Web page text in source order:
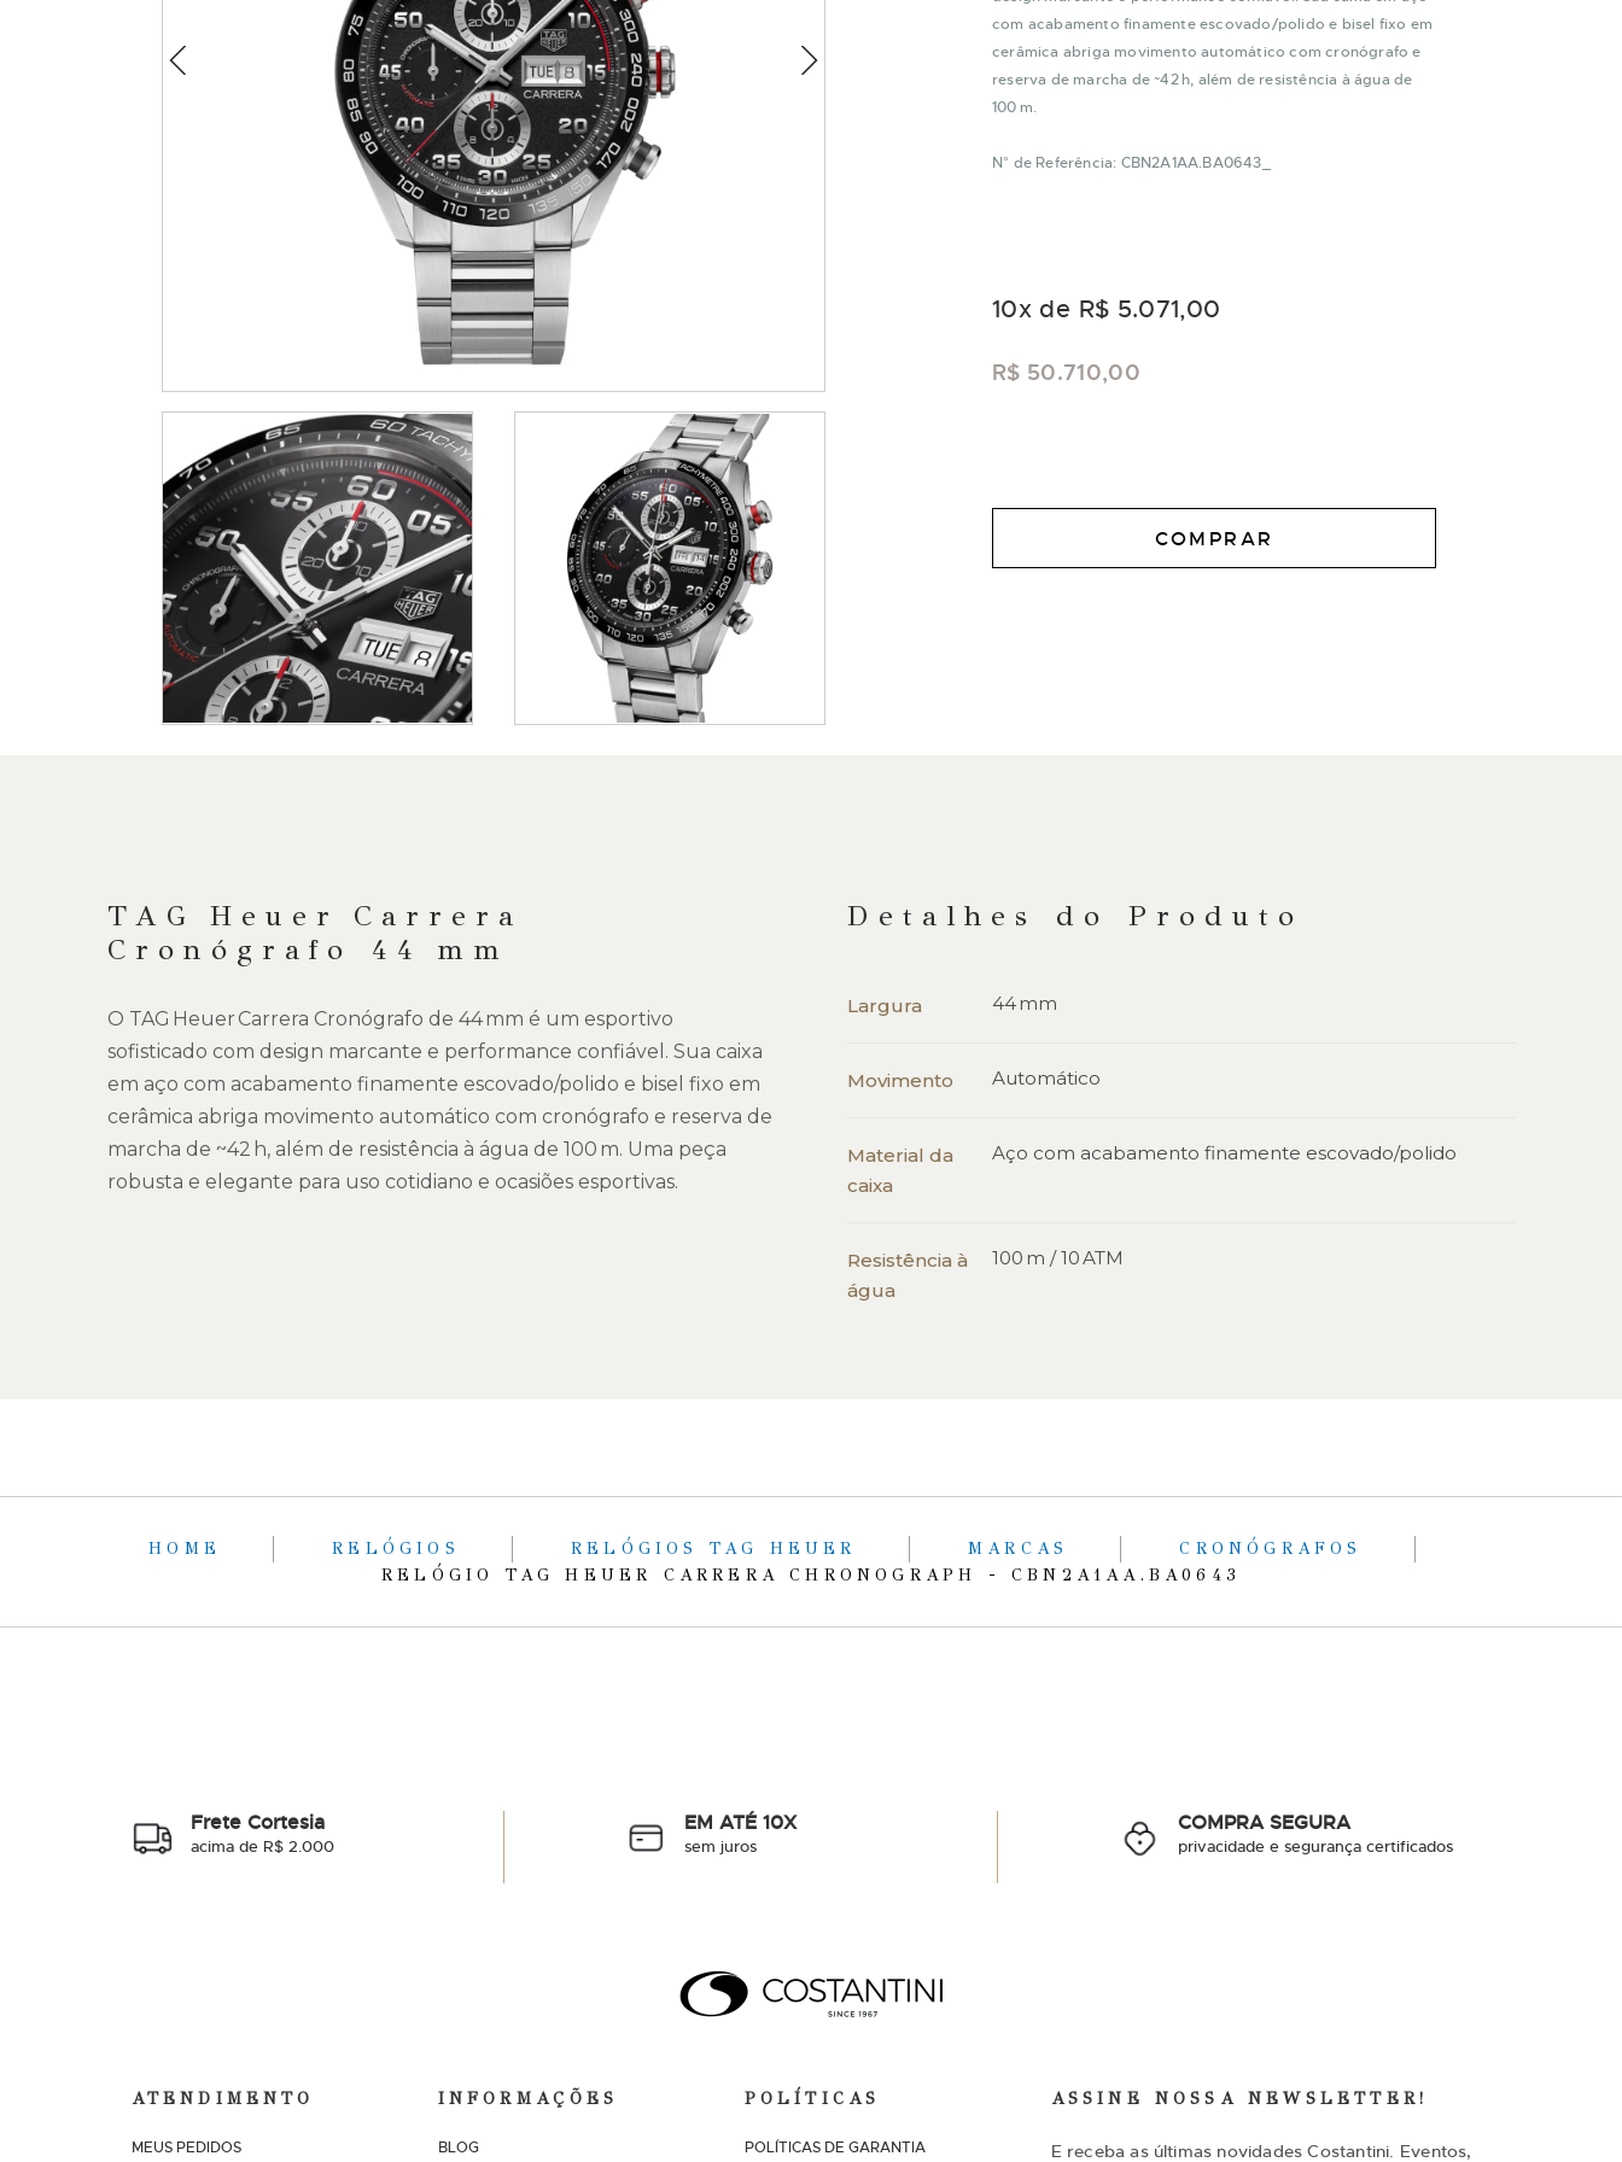
imagens
R$ 50.710,00
10x de R$ 5.071,00
com acabamento finamente escovado/polido e bisel fixo em
cerâmica abriga movimento automático com cronógrafo e
reserva de marcha de ~42 h, além de resistência à água de
100 m.
N° de Referência: CBN2A1AA.BA0643_
COMPRAR
TAG Heuer Carrera
Cronógrafo 44 mm
O TAG Heuer Carrera Cronógrafo de 44 mm é um esportivo
sofisticado com design marcante e performance confiável. Sua caixa
em aço com acabamento finamente escovado/polido e bisel fixo em
cerâmica abriga movimento automático com cronógrafo e reserva de
marcha de ~42 h, além de resistência à água de 100 m. Uma peça
robusta e elegante para uso cotidiano e ocasiões esportivas.
Detalhes do Produto
Largura 44 mm
Movimento Automático
Material da
caixa
Aço com acabamento finamente escovado/polido
Resistência à
água
100 m / 10 ATM
HOME RELÓGIOS RELÓGIOS TAG HEUER MARCAS
CRONÓGRAFOS
RELÓGIO TAG HEUER CARRERA CHRONOGRAPH - CBN2A1AA.BA0643
Frete Cortesia
acima de R$ 2.000
EM ATÉ 10X
sem juros
COMPRA SEGURA
privacidade e segurança certificados
ATENDIMENTO
MEUS PEDIDOS
INFORMAÇÕES
BLOG
POLÍTICAS
POLÍTICAS DE GARANTIA
ASSINE NOSSA NEWSLETTER!
E receba as últimas novidades Costantini. Eventos,